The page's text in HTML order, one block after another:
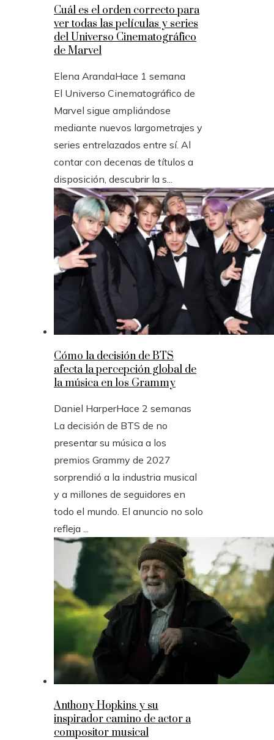
Cuál es el orden correcto para
ver todas las películas y series
del Universo Cinematográfico
de Marvel
Elena ArandaHace 1 semana
El Universo Cinematográfico de
Marvel sigue ampliándose
mediante nuevos largometrajes y
series entrelazados entre sí. Al
contar con decenas de títulos a
disposición, descubrir la s...
Cómo la decisión de BTS
afecta la percepción global de
la música en los Grammy
Daniel HarperHace 2 semanas
La decisión de BTS de no
presentar su música a los
premios Grammy de 2027
sorprendió a la industria musical
y a millones de seguidores en
todo el mundo. El anuncio no solo
refleja ...
Anthony Hopkins y su
inspirador camino de actor a
compositor musical